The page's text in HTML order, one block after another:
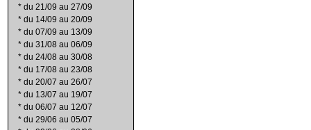
* du 21/09 au 27/09
* du 14/09 au 20/09
* du 07/09 au 13/09
* du 31/08 au 06/09
* du 24/08 au 30/08
* du 17/08 au 23/08
* du 20/07 au 26/07
* du 13/07 au 19/07
* du 06/07 au 12/07
* du 29/06 au 05/07